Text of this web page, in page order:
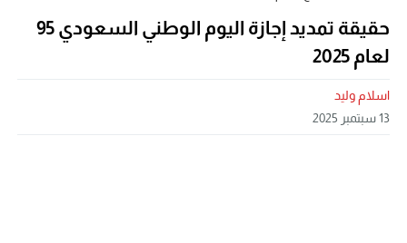
حقيقة تمديد إجازة اليوم الوطني السعودي 95
لعام 2025
اسلام وليد
13 سبتمبر 2025